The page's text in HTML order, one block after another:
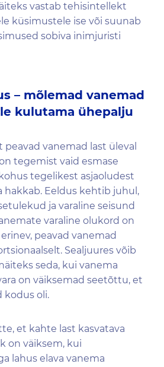
vastab tehisintellekt
küsimustele ise või suunab
sobiva inimjuristi
– mõlemad vanemad
kulutama ühepalju
vanemad last üleval
tegemist vaid esmase
tegelikest asjaoludest
hakkab. Eeldus kehtib juhul,
ja varaline seisund
varaline olukord on
peavad vanemad
Sealjuures võib
seda, kui vanema
on väiksemad seetõttu, et
kodus oli.
et kahte last kasvatava
on väiksem, kui
lahus elava vanema